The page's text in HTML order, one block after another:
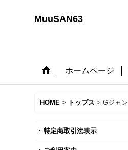
MuuSAN63
ホームページ
HOME > トップス > Gジャン
特定商取引法表示